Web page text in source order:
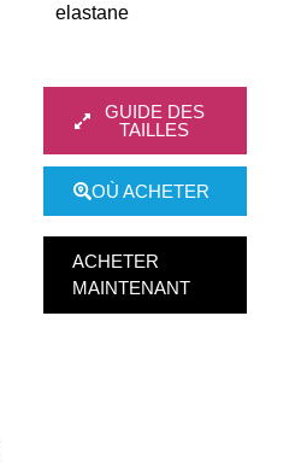
elastane
GUIDE DES
TAILLES
OÙ ACHETER
ACHETER
MAINTENANT